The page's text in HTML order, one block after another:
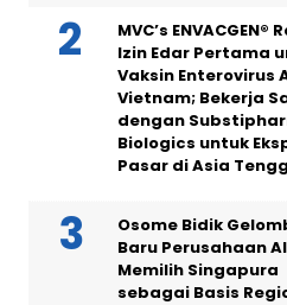
MVC’s ENVACGEN®
Izin Edar Pertama
Vaksin Enterovirus
Vietnam; Bekerja
dengan
Biologics untuk
Pasar di Asia
Osome Bidik
Baru Perusahaan
Memilih Singapura
sebagai Basis